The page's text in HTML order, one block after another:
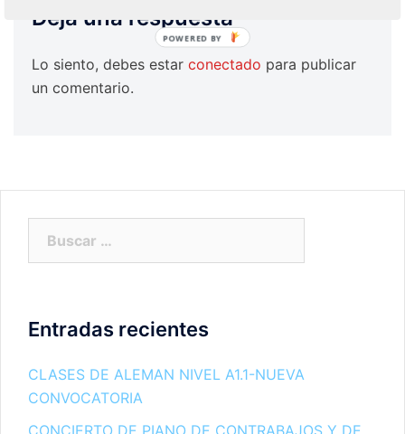
Deja una respuesta
Lo siento, debes estar conectado para publicar
un comentario.
Entradas recientes
CLASES DE ALEMAN NIVEL A1.1-NUEVA
CONVOCATORIA
POWERED BY